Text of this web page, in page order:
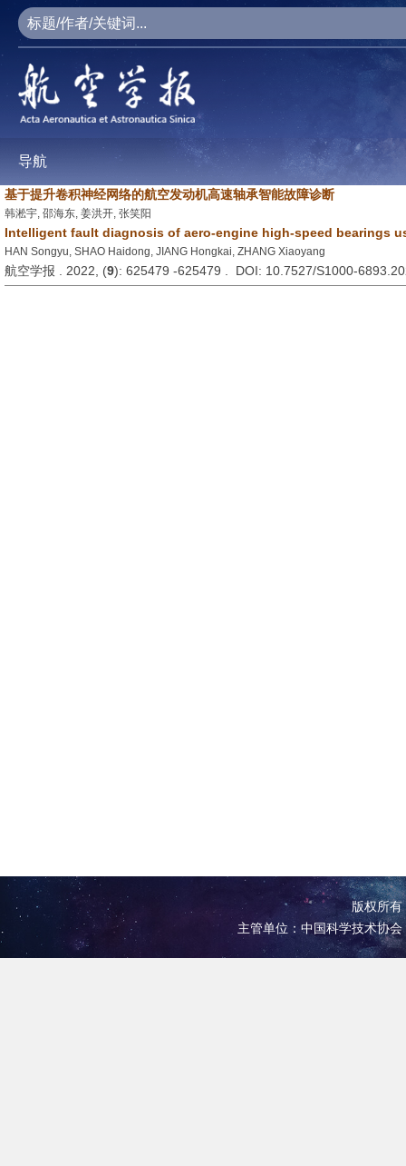
导航
基于提升卷积神经网络的航空发动机高速轴承智能故障诊断
韩淞宇, 邵海东, 姜洪开, 张笑阳
Intelligent fault diagnosis of aero-engine high-speed bearings
HAN Songyu, SHAO Haidong, JIANG Hongkai, ZHANG Xiaoyang
航空学报 . 2022, (9): 625479 -625479 . DOI: 10.7527/S1000-
版权所
主管单位：中国科学技术协